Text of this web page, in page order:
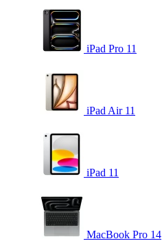
iPad Pro 11
iPad Air 11
iPad 11
MacBook Pro 14